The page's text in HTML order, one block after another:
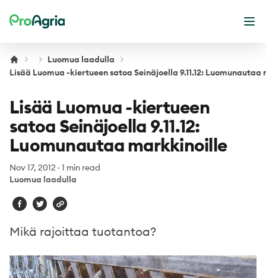
ProAgria
Luomua laadulla
Lisää Luomua -kiertueen satoa Seinäjoella 9.11.12:
Lisää Luomua -kiertueen
satoa Seinäjoella 9.11.12:
Luomunautaa markkinoille
Nov 17, 2012 · 1 min read
Luomua laadulla
Mikä rajoittaa tuotantoa?